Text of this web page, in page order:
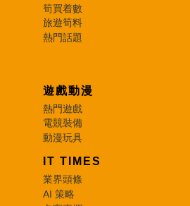
筍買着數
旅遊筍料
熱門話題
遊戲動漫
熱門遊戲
電競裝備
動漫玩具
IT TIMES
業界頭條
AI 策略